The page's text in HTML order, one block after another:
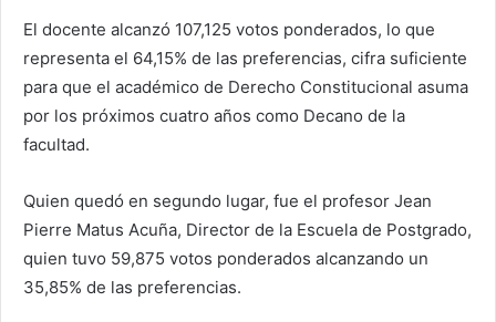
El docente alcanzó 107,125 votos ponderados, lo que
representa el 64,15% de las preferencias, cifra suficiente
para que el académico de Derecho Constitucional asuma
por los próximos cuatro años como Decano de la
facultad.
Quien quedó en segundo lugar, fue el profesor Jean
Pierre Matus Acuña, Director de la Escuela de Postgrado,
quien tuvo 59,875 votos ponderados alcanzando un
35,85% de las preferencias.